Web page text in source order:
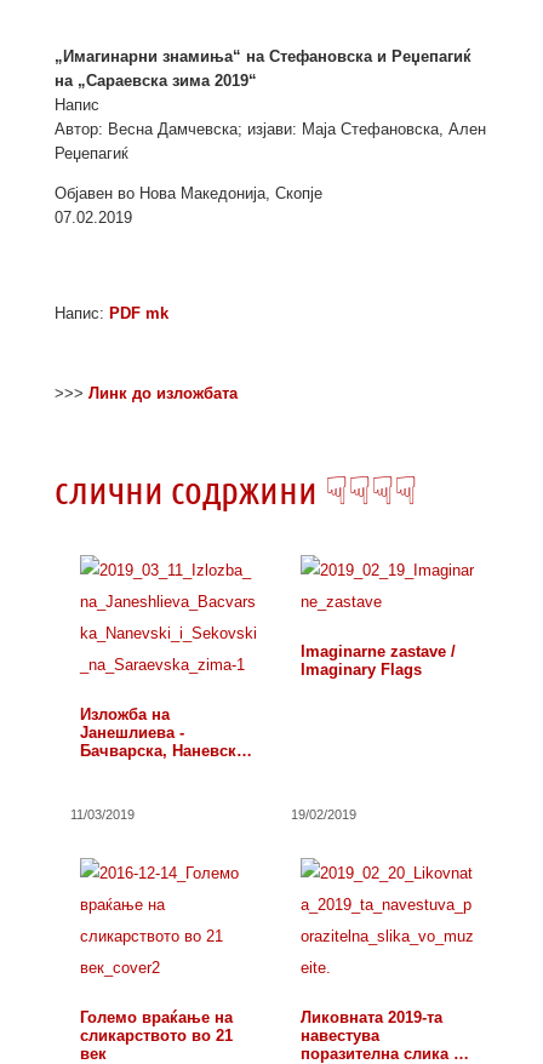
„Имагинарни знамиња“ на Стефановска и Реџепагиќ
на „Сараевска зима 2019“
Напис
Автор: Вeсна Дамчевска; изјави: Маја Стефановска, Ален
Реџепагиќ
Објавен во Нова Македонија, Скопје
07.02.2019
Напис: PDF mk
>>> Линк до изложбата
слични содржини ☟☟☟☟
Изложба на
Јанешлиева -
Бачварска, Наневски
11/03/2019
Imaginarne zastave /
Imaginary Flags
19/02/2019
Големо враќање на
сликарството во 21
век
Ликовната 2019-та
навестува
поразителна слика во